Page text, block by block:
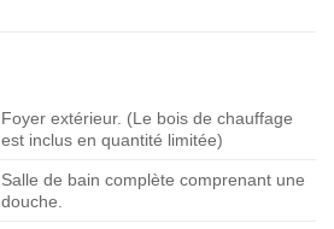
Foyer extérieur. (Le bois de chauffage
est inclus en quantité limitée)
Salle de bain complète comprenant une
douche.